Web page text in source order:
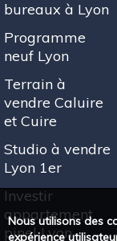
bureaux à Lyon
Programme
neuf Lyon
Terrain à
vendre Caluire
et Cuire
Studio à vendre
Lyon 1er
Investir
appartement
pinel Lyon
Nous utilisons des
expérience